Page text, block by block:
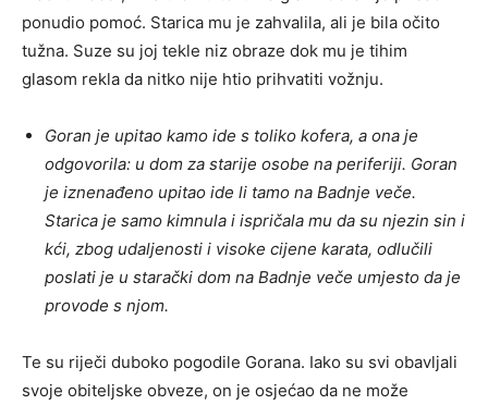
ponudio pomoć. Starica mu je zahvalila, ali je bila očito
tužna. Suze su joj tekle niz obraze dok mu je tihim
glasom rekla da nitko nije htio prihvatiti vožnju.
Goran je upitao kamo ide s toliko kofera, a ona je
odgovorila: u dom za starije osobe na periferiji. Goran
je iznenađeno upitao ide li tamo na Badnje veče.
Starica je samo kimnula i ispričala mu da su njezin sin i
kći, zbog udaljenosti i visoke cijene karata, odlučili
poslati je u starački dom na Badnje veče umjesto da je
provode s njom.
Te su riječi duboko pogodile Gorana. Iako su svi obavljali
svoje obiteljske obveze, on je osjećao da ne može